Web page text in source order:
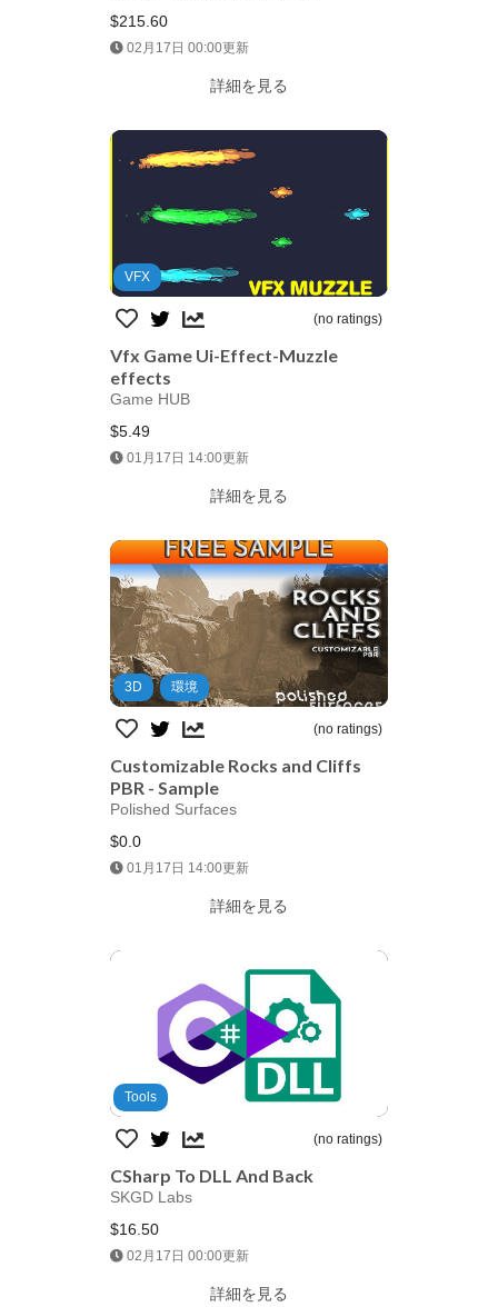
$215.60
02月17日 00:00更新
詳細を見る
Jump AssetStore
VFX
(no ratings)
Vfx Game Ui-Effect-Muzzle
effects
Game HUB
$5.49
01月17日 14:00更新
詳細を見る
Jump AssetStore
3D 環境
(no ratings)
Customizable Rocks and Cliffs
PBR - Sample
Polished Surfaces
$0.0
01月17日 14:00更新
詳細を見る
Jump AssetStore
Tools
(no ratings)
CSharp To DLL And Back
SKGD Labs
$16.50
02月17日 00:00更新
詳細を見る
Jump AssetStore